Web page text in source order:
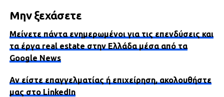
Μην ξεχάσετε
Μείνετε πάντα ενημερωμένοι για τις επενδύσεις και
τα έργα real estate στην Ελλάδα μέσα από τα
Google News
Αν είστε επαγγελματίας ή επιχείρηση, ακολουθήστε
μας στο LinkedIn